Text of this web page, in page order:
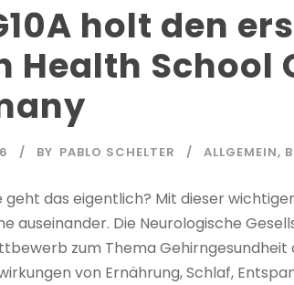
holt den
Health School
BY PABLO SCHELTER ALLGEMEIN,
das eigentlich? Mit dieser
auseinander. Die Neurologische
zum Thema Gehirngesundheit
von Ernährung, Schlaf,